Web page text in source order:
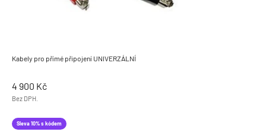
Kabely pro přímé připojení UNIVERZÁLNÍ
Prodejní cena
4 900 Kč
Bez DPH.
Sleva 10% s kódem